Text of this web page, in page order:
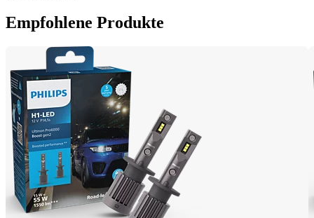
Empfohlene Produkte